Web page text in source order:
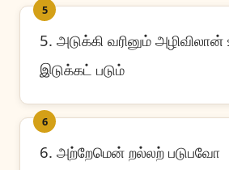
5
5. அடுக்கி வரினும்
இடுக்கட் படும்
6
6. அற்றேமென் றல்லற் படுபவோ